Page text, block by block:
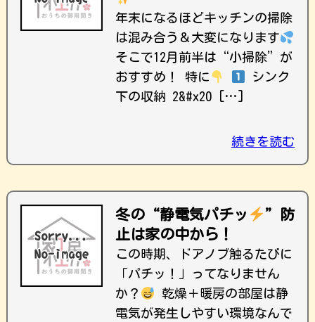
年末になるほどキッチンの掃除
は混み合う＆大変になります
そこで12月前半は“小掃除”が
おすすめ！ 特に
シンク
下の収納 2&#x20 […]
続きを読む
冬の“静電気パチッ
”防
止は家の中から！
この時期、ドアノブ触るたびに
「パチッ！」ってなりません
か？
乾燥＋暖房の部屋は静
電気が発生しやすい環境なんで